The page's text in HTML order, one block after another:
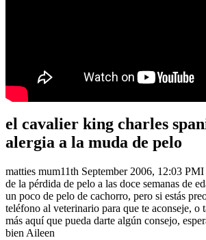
el cavalier king charles
alergia a la muda de pelo
matties mum11th September 2006, 12:03
de la pérdida de pelo a las doce semanas de
un poco de pelo de cachorro, pero si estás
teléfono al veterinario para que te aconseje, o
más aquí que pueda darte algún consejo,
bien Aileen